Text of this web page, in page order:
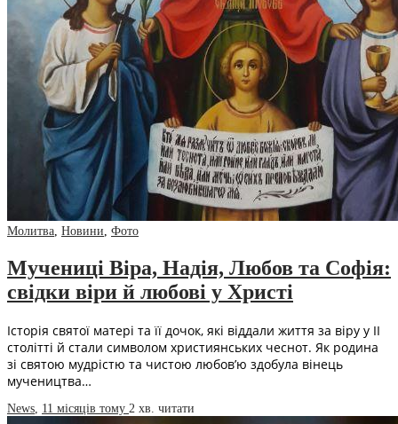
Молитва, Новини, Фото
Мучениці Віра, Надія, Любов та Софія:
свідки віри й любові у Христі
Історія святої матері та її дочок, які віддали життя за віру у II
столітті й стали символом християнських чеснот. Як родина
зі святою мудрістю та чистою любов’ю здобула вінець
мучеництва…
News, 11 місяців тому 2 хв. читати